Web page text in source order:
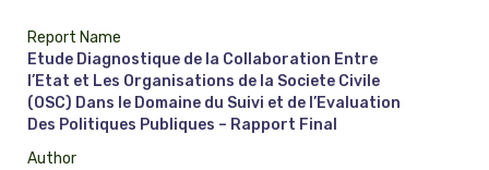
Report Name
Etude Diagnostique de la Collaboration Entre
l’Etat et Les Organisations de la Societe Civile
(OSC) Dans le Domaine du Suivi et de l’Evaluation
Des Politiques Publiques – Rapport Final
Author